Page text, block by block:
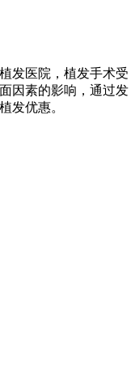
发医院，植发手术受
因素的影响，通过发
发优惠。